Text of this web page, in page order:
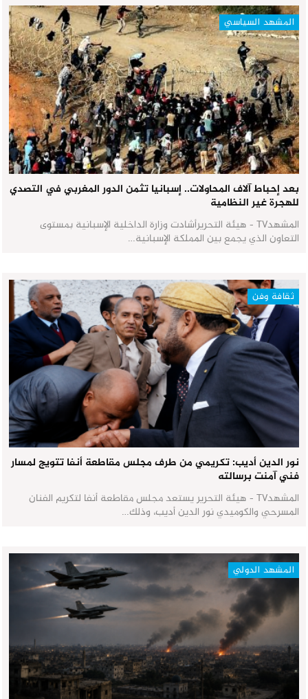
المشهد السياسي
بعد إحباط آلاف المحاولات.. إسبانيا تثمن الدور المغربي في التصدي
للهجرة غير النظامية
المشهدTV - هيئة التحريرأشادت وزارة الداخلية الإسبانية بمستوى
التعاون الذي يجمع بين المملكة الإسبانية…
ثقافة وفن
نور الدين أديب: تكريمي من طرف مجلس مقاطعة أنفا تتويج لمسار
فني آمنت برسالته
المشهدTV - هيئة التحرير يستعد مجلس مقاطعة أنفا لتكريم الفنان
المسرحي والكوميدي نور الدين أديب، وذلك…
المشهد الدولي